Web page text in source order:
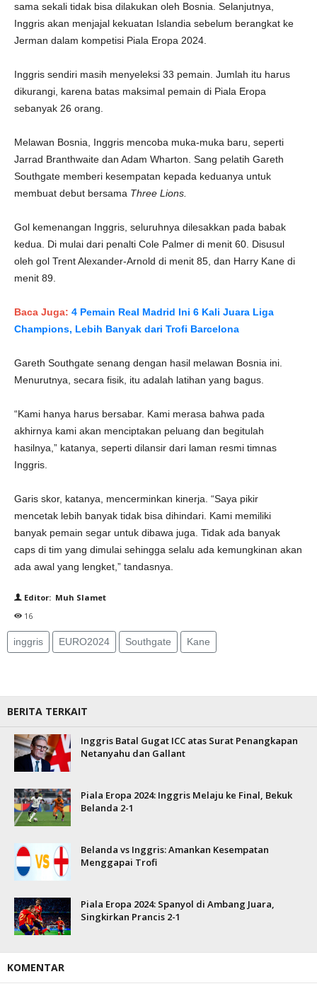
sama sekali tidak bisa dilakukan oleh Bosnia. Selanjutnya,
Inggris akan menjajal kekuatan Islandia sebelum berangkat ke
Jerman dalam kompetisi Piala Eropa 2024.
Inggris sendiri masih menyeleksi 33 pemain. Jumlah itu harus
dikurangi, karena batas maksimal pemain di Piala Eropa
sebanyak 26 orang.
Melawan Bosnia, Inggris mencoba muka-muka baru, seperti
Jarrad Branthwaite dan Adam Wharton. Sang pelatih Gareth
Southgate memberi kesempatan kepada keduanya untuk
membuat debut bersama Three Lions.
Gol kemenangan Inggris, seluruhnya dilesakkan pada babak
kedua. Di mulai dari penalti Cole Palmer di menit 60. Disusul
oleh gol Trent Alexander-Arnold di menit 85, dan Harry Kane di
menit 89.
Baca Juga: 4 Pemain Real Madrid Ini 6 Kali Juara Liga
Champions, Lebih Banyak dari Trofi Barcelona
Gareth Southgate senang dengan hasil melawan Bosnia ini.
Menurutnya, secara fisik, itu adalah latihan yang bagus.
“Kami hanya harus bersabar. Kami merasa bahwa pada
akhirnya kami akan menciptakan peluang dan begitulah
hasilnya,” katanya, seperti dilansir dari laman resmi timnas
Inggris.
Garis skor, katanya, mencerminkan kinerja. “Saya pikir
mencetak lebih banyak tidak bisa dihindari. Kami memiliki
banyak pemain segar untuk dibawa juga. Tidak ada banyak
caps di tim yang dimulai sehingga selalu ada kemungkinan akan
ada awal yang lengket,” tandasnya.
Editor: Muh Slamet
16
inggris EURO2024 Southgate Kane
BERITA TERKAIT
Inggris Batal Gugat ICC atas Surat Penangkapan
Netanyahu dan Gallant
Piala Eropa 2024: Inggris Melaju ke Final, Bekuk
Belanda 2-1
Belanda vs Inggris: Amankan Kesempatan
Menggapai Trofi
Piala Eropa 2024: Spanyol di Ambang Juara,
Singkirkan Prancis 2-1
KOMENTAR